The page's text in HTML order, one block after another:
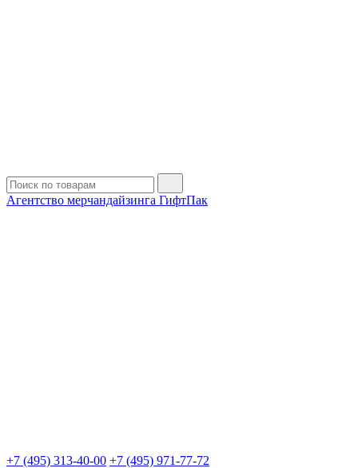
Агентство мерчандайзинга ГифтПак
+7 (495) 313-40-00 +7 (495) 971-77-72